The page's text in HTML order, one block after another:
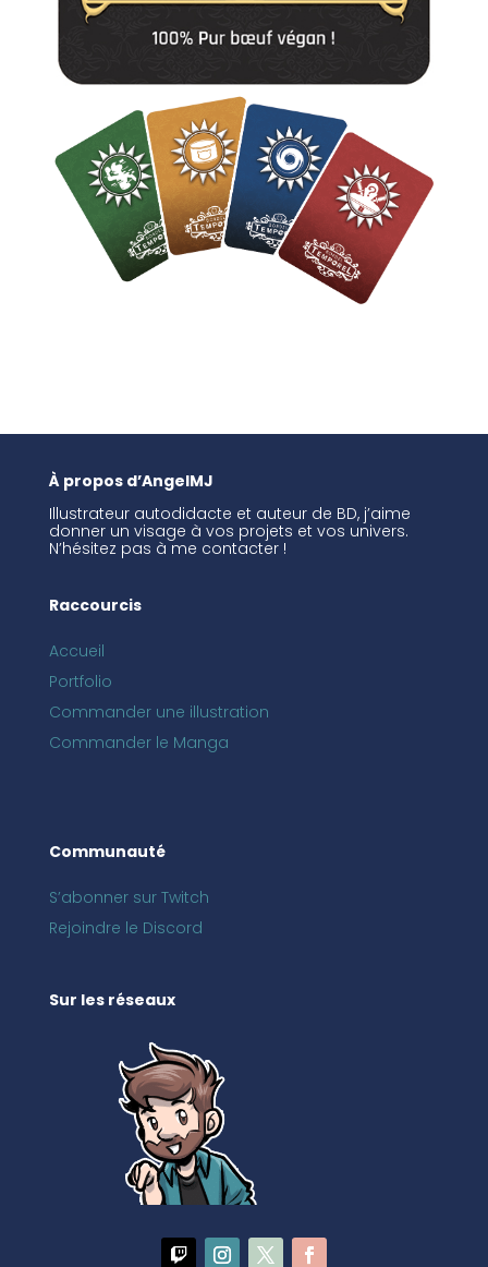
À propos d’AngelMJ
Illustrateur autodidacte et auteur de BD, j’aime
donner un visage à vos projets et vos univers.
N’hésitez pas à me contacter !
Raccourcis
Accueil
Portfolio
Commander une illustration
Commander le Manga
Communauté
S’abonner sur Twitch
Rejoindre le Discord
Sur les réseaux